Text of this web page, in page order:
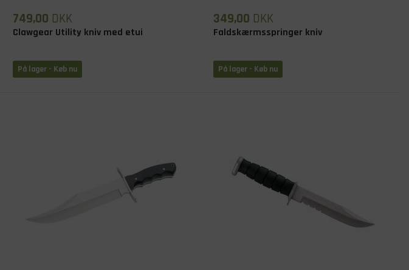
749,00 DKK
Clawgear Utility kniv med etui
På lager - Køb nu
349,00 DKK
Faldskærmsspringer kniv
På lager - Køb nu